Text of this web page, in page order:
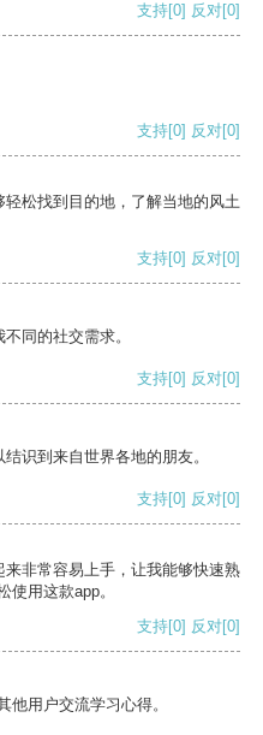
支持[0] 反对[0]
支持[0] 反对[0]
松找到目的地，了解当地的风土
支持[0] 反对[0]
同的社交需求。
支持[0] 反对[0]
识到来自世界各地的朋友。
支持[0] 反对[0]
非常容易上手，让我能够快速熟
使用这款app。
支持[0] 反对[0]
他用户交流学习心得。